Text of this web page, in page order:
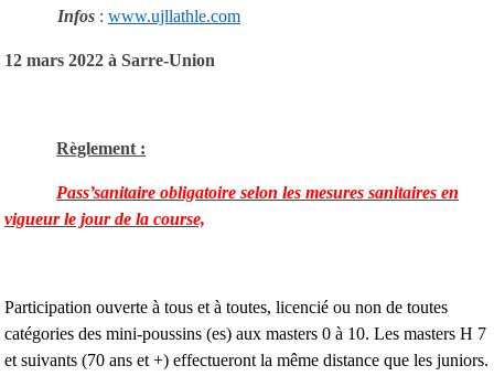
Infos : www.ujllathle.com
12 mars 2022 à Sarre-Union
Règlement :
Pass’sanitaire obligatoire selon les mesures sanitaires en
vigueur le jour de la course,
Participation ouverte à tous et à toutes, licencié ou non de toutes
catégories des mini-poussins (es) aux masters 0 à 10. Les masters H 7
et suivants (70 ans et +) effectueront la même distance que les juniors.